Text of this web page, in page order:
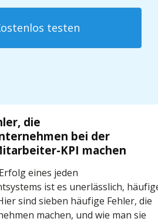
testen
die
bei der
KPI machen
eines jeden
ist es unerlässlich,
sind sieben häufige Fehler, die
machen, und wie man sie